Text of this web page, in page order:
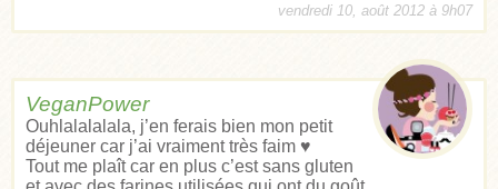
vendredi 10, août 2012 à 9h07
VeganPower
Ouhlalalalala, j’en ferais bien mon petit
déjeuner car j’ai vraiment très faim ♥
Tout me plaît car en plus c’est sans gluten